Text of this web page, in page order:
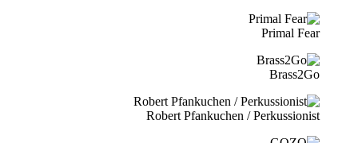
Primal Fear
Brass2Go
Robert Pfankuchen / Perkussionist